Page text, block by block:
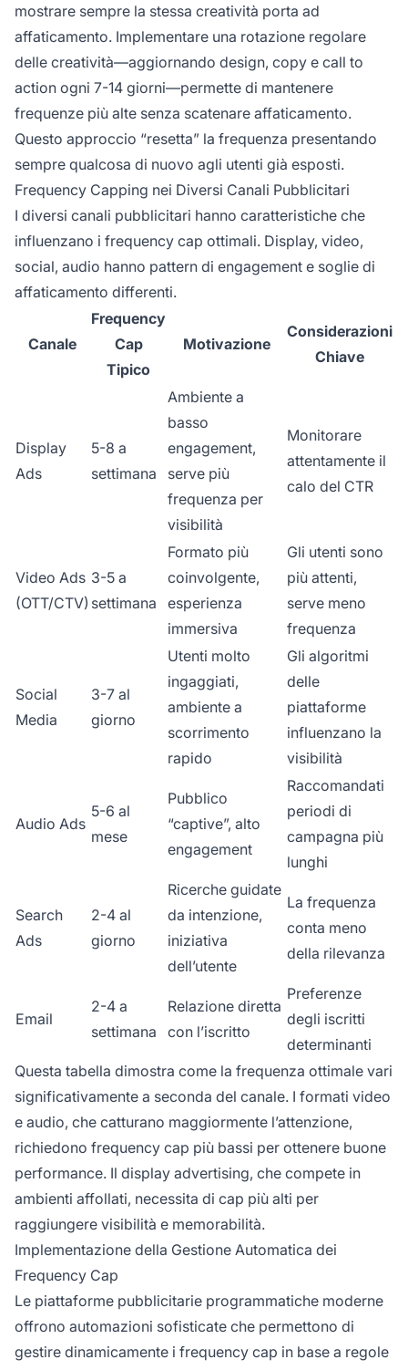
mostrare sempre la stessa creatività porta ad
affaticamento. Implementare una rotazione regolare
delle creatività—aggiornando design, copy e call to
action ogni 7-14 giorni—permette di mantenere
frequenze più alte senza scatenare affaticamento.
Questo approccio “resetta” la frequenza presentando
sempre qualcosa di nuovo agli utenti già esposti.
Frequency Capping nei Diversi Canali Pubblicitari
I diversi canali pubblicitari hanno caratteristiche che
influenzano i frequency cap ottimali. Display, video,
social, audio hanno pattern di engagement e soglie di
affaticamento differenti.
Canale
Frequency
Cap
Tipico
Motivazione
Considerazioni
Chiave
Display
Ads
5-8 a
settimana
Ambiente a
basso
engagement,
serve più
frequenza per
visibilità
Monitorare
attentamente il
calo del CTR
Video Ads
(OTT/CTV)
3-5 a
settimana
Formato più
coinvolgente,
esperienza
immersiva
Gli utenti sono
più attenti,
serve meno
frequenza
Social
Media
3-7 al
giorno
Utenti molto
ingaggiati,
ambiente a
scorrimento
rapido
Gli algoritmi
delle
piattaforme
influenzano la
visibilità
Audio Ads
5-6 al
mese
Pubblico
“captive”, alto
engagement
Raccomandati
periodi di
campagna più
lunghi
Search
Ads
2-4 al
giorno
Ricerche guidate
da intenzione,
iniziativa
dell’utente
La frequenza
conta meno
della rilevanza
Email
2-4 a
settimana
Relazione diretta
con l’iscritto
Preferenze
degli iscritti
determinanti
Questa tabella dimostra come la frequenza ottimale vari
significativamente a seconda del canale. I formati video
e audio, che catturano maggiormente l’attenzione,
richiedono frequency cap più bassi per ottenere buone
performance. Il display advertising, che compete in
ambienti affollati, necessita di cap più alti per
raggiungere visibilità e memorabilità.
Implementazione della Gestione Automatica dei
Frequency Cap
Le piattaforme pubblicitarie programmatiche moderne
offrono automazioni sofisticate che permettono di
gestire dinamicamente i frequency cap in base a regole